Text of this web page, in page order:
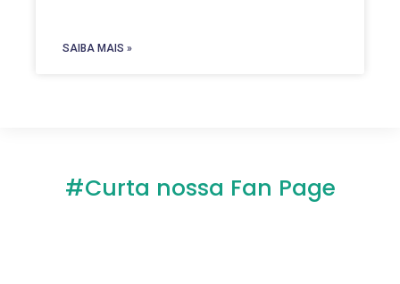
SAIBA MAIS »
#Curta nossa Fan Page